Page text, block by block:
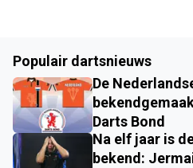
Populair dartsnieuws
De
Darts Bond
Na elf jaar is
bekend: